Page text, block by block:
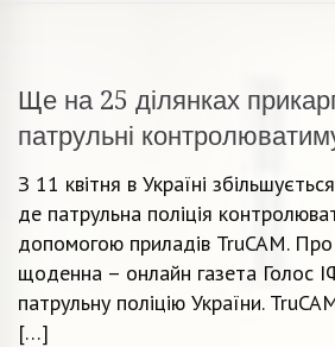
Ще на 25 ділянках
патрульні
З 11 квітня в Україні
де патрульна поліція
допомогою приладів TruCAM.
щоденна – онлайн газета Голос
патрульну поліцію України.
[…]